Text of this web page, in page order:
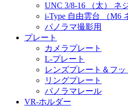
UNC 3/8-16 （太） ネ
i-Type 自由雲台 （M6
パノラマ撮影用
プレート
カメラプレート
L-プレート
レンズプレート＆フッ
リングプレート
パノラマレール
VR-ホルダー